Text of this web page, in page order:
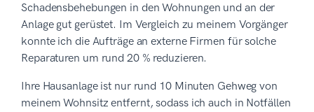
Schadensbehebungen in den Wohnungen und an der
Anlage gut gerüstet. Im Vergleich zu meinem Vorgänger
konnte ich die Aufträge an externe Firmen für solche
Reparaturen um rund 20 % reduzieren.
Ihre Hausanlage ist nur rund 10 Minuten Gehweg von
meinem Wohnsitz entfernt, sodass ich auch in Notfällen